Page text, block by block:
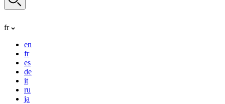
fr
en
fr
es
de
it
ru
ja